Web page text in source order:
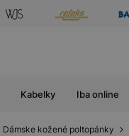
Kabelky Iba online
Dámske kožené poltopánky